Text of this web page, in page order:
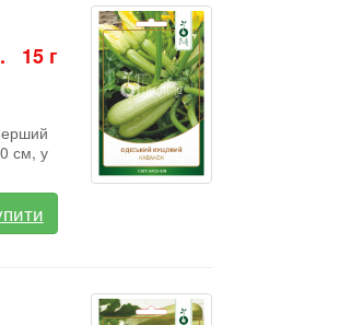
15 г
см, у